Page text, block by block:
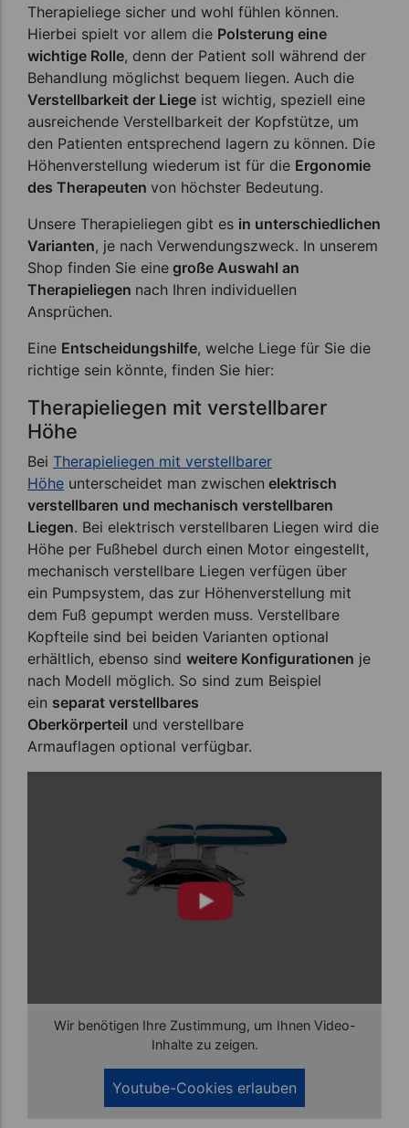
Therapieliege sicher und wohl fühlen können.
Hierbei spielt vor allem die Polsterung eine
wichtige Rolle, denn der Patient soll während der
Behandlung möglichst bequem liegen. Auch die
Verstellbarkeit der Liege ist wichtig, speziell eine
ausreichende Verstellbarkeit der Kopfstütze, um
den Patienten entsprechend lagern zu können. Die
Höhenverstellung wiederum ist für die Ergonomie
des Therapeuten von höchster Bedeutung.
Unsere Therapieliegen gibt es in unterschiedlichen
Varianten, je nach Verwendungszweck. In unserem
Shop finden Sie eine große Auswahl an
Therapieliegen nach Ihren individuellen
Ansprüchen.
Eine Entscheidungshilfe, welche Liege für Sie die
richtige sein könnte, finden Sie hier:
Therapieliegen mit verstellbarer
Höhe
Bei Therapieliegen mit verstellbarer
Höhe unterscheidet man zwischen elektrisch
verstellbaren und mechanisch verstellbaren
Liegen. Bei elektrisch verstellbaren Liegen wird die
Höhe per Fußhebel durch einen Motor eingestellt,
mechanisch verstellbare Liegen verfügen über
ein Pumpsystem, das zur Höhenverstellung mit
dem Fuß gepumpt werden muss. Verstellbare
Kopfteile sind bei beiden Varianten optional
erhältlich, ebenso sind weitere Konfigurationen je
nach Modell möglich. So sind zum Beispiel
ein separat verstellbares
Oberkörperteil und verstellbare
Armauflagen optional verfügbar.
Wir benötigen Ihre Zustimmung, um Ihnen Video-
Inhalte zu zeigen.